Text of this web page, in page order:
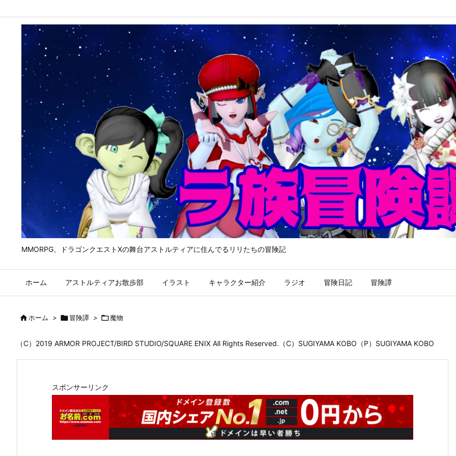
MMORPG、ドラゴンクエストⅩの舞台アストルティアに住んでるリリたちの冒険記
ホーム アストルティアお散歩部 イラスト キャラクター紹介 ラジオ 冒険日記 冒険譚
ホーム > 冒険譚 > 魔物
（C）2019 ARMOR PROJECT/BIRD STUDIO/SQUARE ENIX All Rights Reserved.（C）SUGIYAMA KOBO（P）SUGIYAMA KOBO
スポンサーリンク